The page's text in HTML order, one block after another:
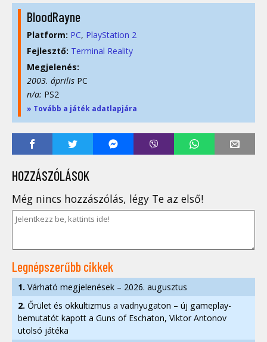
BloodRayne
Platform: PC PlayStation 2
Fejlesztő: Terminal Reality
Megjelenés:
2003. április PC
n/a: PS2
» Tovább a játék adatlapjára
HOZZÁSZÓLÁSOK
Még nincs hozzászólás, légy Te az első!
Legnépszerűbb cikkek
1. Várható megjelenések – 2026. augusztus
2. Őrület és okkultizmus a vadnyugaton – új gameplay-
bemutatót kapott a Guns of Eschaton, Viktor Antonov
utolsó játéka